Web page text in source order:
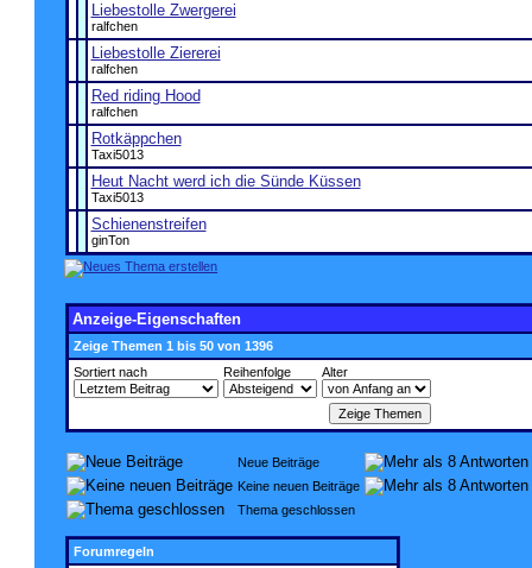
Liebestolle Zwergerei
ralfchen
Liebestolle Ziererei
ralfchen
Red riding Hood
ralfchen
Rotkäppchen
Taxi5013
Heut Nacht werd ich die Sünde Küssen
Taxi5013
Schienenstreifen
ginTon
Anzeige-Eigenschaften
Zeige Themen 1 bis 50 von 1396
Sortiert nach
Reihenfolge Alter
Neue Beiträge
Keine neuen Beiträge
Thema geschlossen
Forumregeln